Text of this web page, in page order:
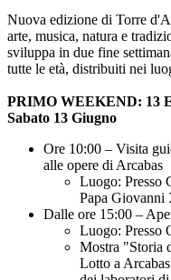
Nuova edizione di Torre
arte, musica, natura e
sviluppa in due fine
tutte le età, distribuiti nei
PRIMO WEEKEND: 13
Sabato 13 Giugno
Ore 10:00 – Visita
alle opere di Arcabas
Luogo: Presso
Papa
Dalle ore 15:00 –
Luogo: Presso
Mostra "Storia
Lotto a